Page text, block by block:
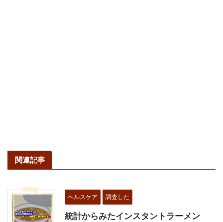
関連記事
ヘルスケア 調査した
統計からみたインスタントラーメン